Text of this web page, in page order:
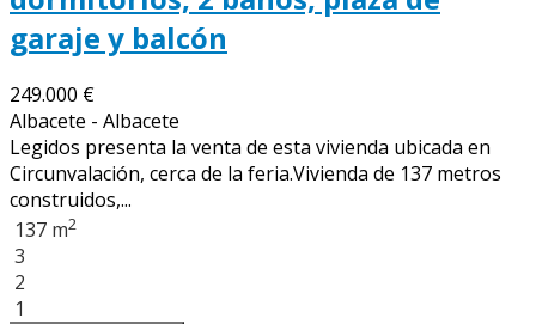
garaje y balcón
249.000 €
Albacete - Albacete
Legidos presenta la venta de esta vivienda ubicada en
Circunvalación, cerca de la feria.Vivienda de 137 metros
construidos,...
137 m2
3
2
1